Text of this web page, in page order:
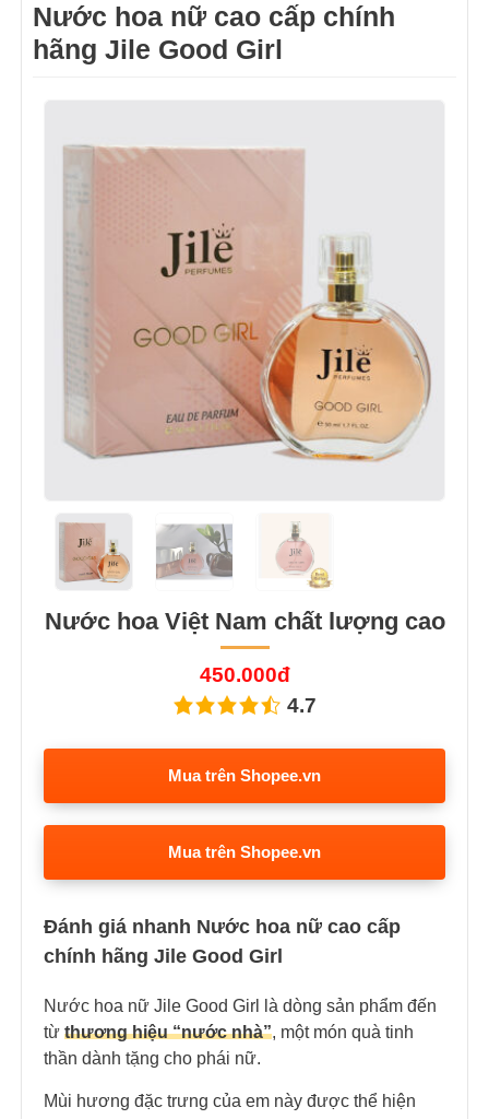
Nước hoa nữ cao cấp chính
hãng Jile Good Girl
Nước hoa Việt Nam chất lượng cao
450.000đ
4.7
Mua trên Shopee.vn
Mua trên Shopee.vn
Đánh giá nhanh Nước hoa nữ cao cấp
chính hãng Jile Good Girl
Nước hoa nữ Jile Good Girl là dòng sản phẩm đến
từ thương hiệu “nước nhà”, một món quà tinh
thần dành tặng cho phái nữ.
Mùi hương đặc trưng của em này được thể hiện